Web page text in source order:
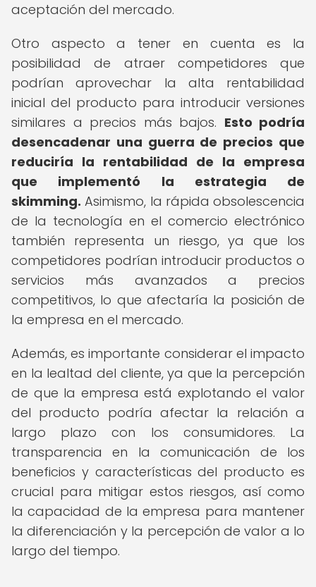
aceptación del mercado.
Otro aspecto a tener en cuenta es la
posibilidad de atraer competidores que
podrían aprovechar la alta rentabilidad
inicial del producto para introducir versiones
similares a precios más bajos. Esto podría
desencadenar una guerra de precios que
reduciría la rentabilidad de la empresa
que implementó la estrategia de
skimming. Asimismo, la rápida obsolescencia
de la tecnología en el comercio electrónico
también representa un riesgo, ya que los
competidores podrían introducir productos o
servicios más avanzados a precios
competitivos, lo que afectaría la posición de
la empresa en el mercado.
Además, es importante considerar el impacto
en la lealtad del cliente, ya que la percepción
de que la empresa está explotando el valor
del producto podría afectar la relación a
largo plazo con los consumidores. La
transparencia en la comunicación de los
beneficios y características del producto es
crucial para mitigar estos riesgos, así como
la capacidad de la empresa para mantener
la diferenciación y la percepción de valor a lo
largo del tiempo.